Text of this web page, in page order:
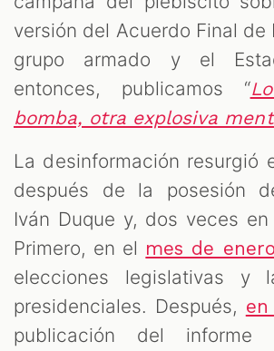
versión del Acuerdo Final de
grupo armado y el
entonces, publicamos “
bomba, otra explosiva
La desinformación resurgió
después de la posesión
Iván Duque y, dos veces
Primero, en el mes de enero
elecciones legislativas y
presidenciales. Después,
publicación del